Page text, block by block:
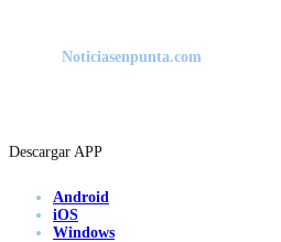
Noticiasenpunta.com
Descargar APP
Android
iOS
Windows